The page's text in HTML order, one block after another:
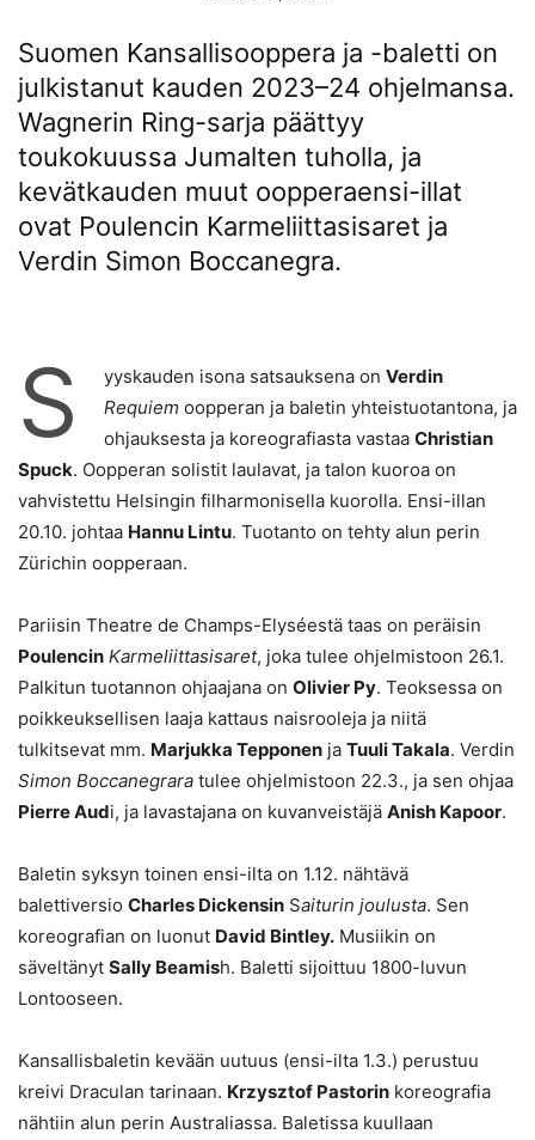
Suomen Kansallisooppera ja -baletti on
julkistanut kauden 2023–24 ohjelmansa.
Wagnerin Ring-sarja päättyy
toukokuussa Jumalten tuholla, ja
kevätkauden muut oopperaensi-illat
ovat Poulencin Karmeliittasisaret ja
Verdin Simon Boccanegra.
S yyskauden isona satsauksena on Verdin
Requiem oopperan ja baletin yhteistuotantona, ja
ohjauksesta ja koreografiasta vastaa Christian
Spuck. Oopperan solistit laulavat, ja talon kuoroa on
vahvistettu Helsingin filharmonisella kuorolla. Ensi-illan
20.10. johtaa Hannu Lintu. Tuotanto on tehty alun perin
Zürichin oopperaan.
Pariisin Theatre de Champs-Elyséestä taas on peräisin
Poulencin Karmeliittasisaret, joka tulee ohjelmistoon 26.1.
Palkitun tuotannon ohjaajana on Olivier Py. Teoksessa on
poikkeuksellisen laaja kattaus naisrooleja ja niitä
tulkitsevat mm. Marjukka Tepponen ja Tuuli Takala. Verdin
Simon Boccanegrara tulee ohjelmistoon 22.3., ja sen ohjaa
Pierre Audi, ja lavastajana on kuvanveistäjä Anish Kapoor.
Baletin syksyn toinen ensi-ilta on 1.12. nähtävä
balettiversio Charles Dickensin Saiturin joulusta. Sen
koreografian on luonut David Bintley. Musiikin on
säveltänyt Sally Beamish. Baletti sijoittuu 1800-luvun
Lontooseen.
Kansallisbaletin kevään uutuus (ensi-ilta 1.3.) perustuu
kreivi Draculan tarinaan. Krzysztof Pastorin koreografia
nähtiin alun perin Australiassa. Baletissa kuullaan